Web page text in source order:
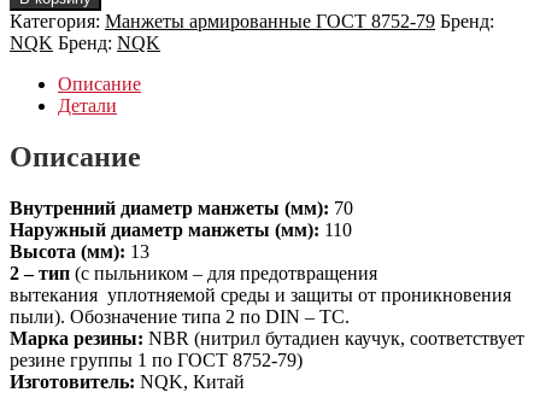
Манжета
армированная
2-
70*110*13
Категория: Манжеты армированные ГОСТ 8752-79 Бренд:
NQK Бренд: NQK
Описание
Детали
Описание
Внутренний диаметр манжеты (мм): 70
Наружный диаметр манжеты (мм): 110
Высота (мм): 13
2 – тип (с пыльником – для предотвращения
вытекания уплотняемой среды и защиты от проникновения
пыли). Обозначение типа 2 по DIN – TC.
Марка резины: NBR (нитрил бутадиен каучук, соответствует
резине группы 1 по ГОСТ 8752-79)
Изготовитель: NQK, Китай